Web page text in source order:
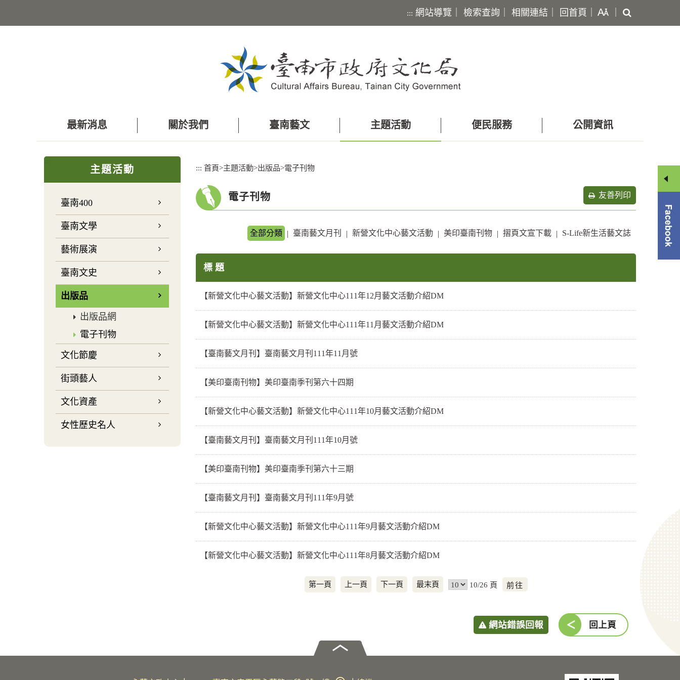
主
::: 網站導覽 檢索查詢 相關連結 回首頁
尋
最新消息 關於我們 臺南藝文 主題活動 便民服務 公開資訊
:::
主題活動
臺南400
臺南文學
藝術展演
臺南文史
出版品
出版品網
電子刊物
文化節慶
街頭藝人
文化資產
女性歷史名人
::: 首頁>主題活動>出版品>電子刊物
電子刊物 友善列印
全部分類 | 臺南藝文月刊 | 新營文化中心藝文活動 | 美印臺南刊物 | 摺頁文宣下載 | S-Life新生活藝文誌
標 題
【新營文化中心藝文活動】新營文化中心111年12月藝文活動介紹DM
【新營文化中心藝文活動】新營文化中心111年11月藝文活動介紹DM
【臺南藝文月刊】臺南藝文月刊111年11月號
【美印臺南刊物】美印臺南季刊第六十四期
【新營文化中心藝文活動】新營文化中心111年10月藝文活動介紹DM
【臺南藝文月刊】臺南藝文月刊111年10月號
【美印臺南刊物】美印臺南季刊第六十三期
【臺南藝文月刊】臺南藝文月刊111年9月號
【新營文化中心藝文活動】新營文化中心111年9月藝文活動介紹DM
【新營文化中心藝文活動】新營文化中心111年8月藝文活動介紹DM
第一頁 上一頁 下一頁 最末頁 10/26 頁
前
網站錯誤回報 回上頁
享
選
單